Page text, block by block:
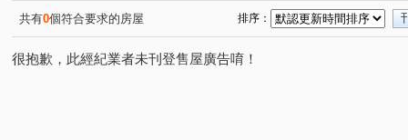
共有0個符合要求的房屋 排序：
很抱歉，此經紀業者未刊登售屋廣告唷！